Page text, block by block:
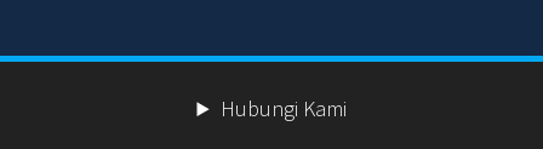
Hubungi Kami